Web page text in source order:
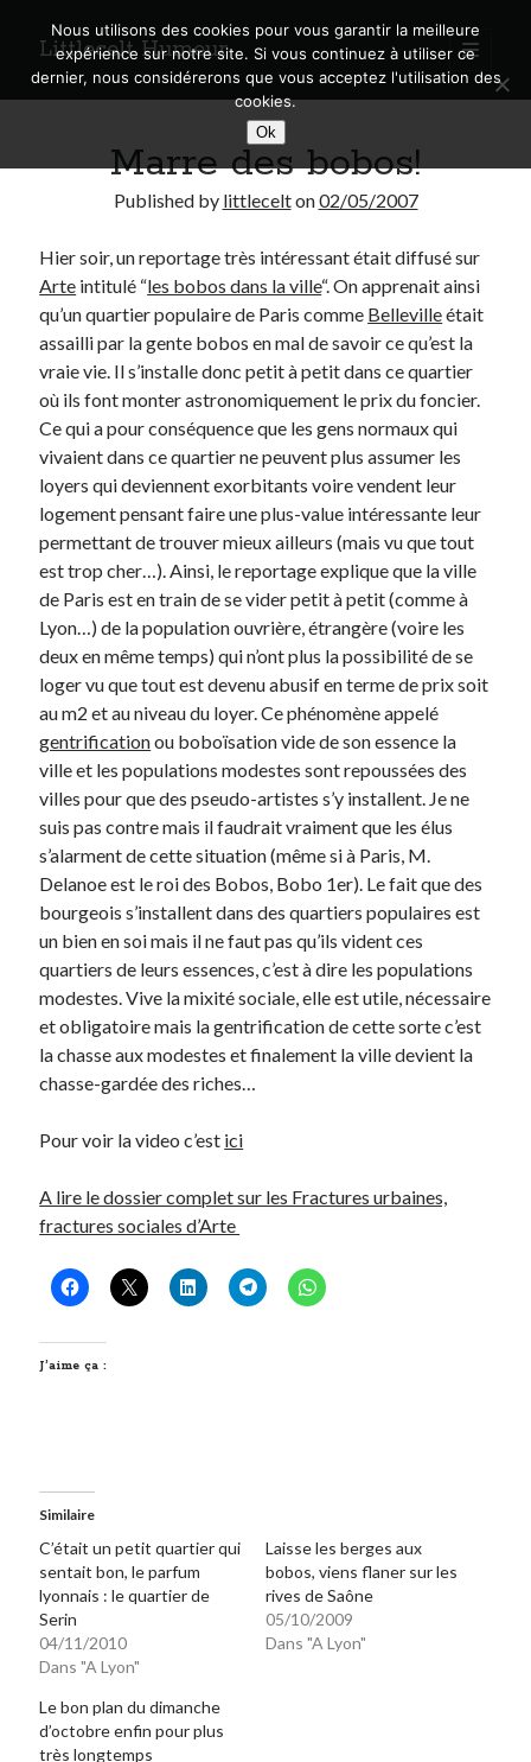
Littlecelt Humeur
open
primary
menu
Sidebar
Derniers articles
Municipales 2026 : Lyon, Métropole et Caluire, mon choix pour l’avenir
Explorez les Chemins Enchantés à Vélo : Aventures Familiales près de
Lyon !
Quel Lyonnais es-tu, Renaud Ducher ?
A quand une véritable place pour le vélo à Caluire dans la Métropole de
Lyon ?
Comment je vis ma vie sur un vélo
Derniers Commentaires
Entretien ménagerdansT’as vu quoi ? #52
JFdansC’était pas mieux avant… à Lyon
littleceltdansComment j’ai opéré ma vélorution toute personnelle
Anthonydans Comment j’ai opéré ma vélorution toute personnelle
Renaud Ducherdans Comment j’ai opéré ma vélorution toute
personnelle
Commentaires récents
T’as vu quoi ? #52
dans
Comment j’ai opéré ma vélorution toute personnelle
Anthony
Comment j’ai opéré ma vélorution toute personnelle
Comment j’ai opéré ma vélorution toute
personnelle
Bon plan du dimanche
Coup de coeur
Engagé
Geek
Humeur
Non classé
Patchwork
Photos
Post inutile
Proust
Sons
Sorties cuculturelles
Tavukoi
Marre des bobos!
Published by littlecelton02/05/2007
Hier soir, un reportage très intéressant était diffusé sur
Arte intitulé “les bobos dans la ville“. On apprenait ainsi
qu’un quartier populaire de Paris comme Bellevilleétait
assailli par la gente bobos en mal de savoir ce qu’est la
vraie vie. Il s’installe donc petit à petit dans ce quartier
où ils font monter astronomiquement le prix du foncier.
Ce qui a pour conséquence que les gens normaux qui
vivaient dans ce quartier ne peuvent plus assumer les
loyers qui deviennent exorbitants voire vendent leur
logement pensant faire une plus-value intéressante leur
permettant de trouver mieux ailleurs (mais vu que tout
est trop cher…). Ainsi, le reportage explique que la ville
de Paris est en train de se vider petit à petit (comme à
Lyon…) de la population ouvrière, étrangère (voire les
deux en même temps) qui n’ont plus la possibilité de se
loger vu que tout est devenu abusif en terme de prix soit
au m2 et au niveau du loyer. Ce phénomène appelé
gentrificationou boboïsation vide de son essence la
ville et les populations modestes sont repoussées des
villes pour que des pseudo-artistes s’y installent. Je ne
suis pas contre mais il faudrait vraiment que les élus
s’alarment de cette situation (même si à Paris, M.
Delanoe est le roi des Bobos, Bobo 1er). Le fait que des
bourgeois s’installent dans des quartiers populaires est
un bien en soi mais il ne faut pas qu’ils vident ces
quartiers de leurs essences, c’est à dire les populations
modestes. Vive la mixité sociale, elle est utile, nécessaire
et obligatoire mais la gentrification de cette sorte c’est
la chasse aux modestes et finalement la ville devient la
chasse-gardée des riches…
Pour voir la video c’est ici
A lire le dossier complet sur les Fractures urbaines,
fractures sociales d’Arte
J’aime ça :
Similaire
C’était un petit quartier qui
sentait bon, le parfum
lyonnais : le quartier de
Serin
04/11/2010
Dans "A Lyon"
Laisse les berges aux
bobos, viens flaner sur les
rives de Saône
05/10/2009
Dans "A Lyon"
Le bon plan du dimanche
d’octobre enfin pour plus
très longtemps
Nous utilisons des cookies pour vous garantir la meilleure
expérience sur notre site. Si vous continuez à utiliser ce
dernier, nous considérerons que vous acceptez l'utilisation des
cookies.
Ok